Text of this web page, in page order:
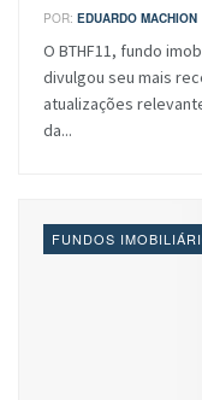
POR: EDUARDO MACHION
O BTHF11, fundo
divulgou seu mais
atualizações
da...
FUNDOS